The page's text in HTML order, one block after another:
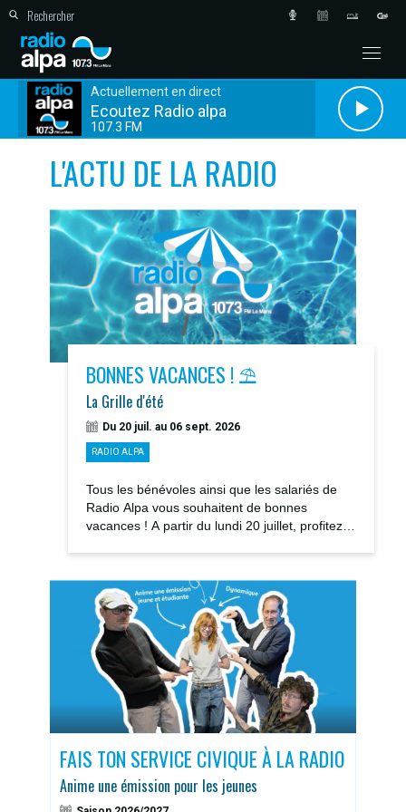
Actuellement en direct
Ecoutez Radio alpa
107.3 FM
L'ACTU DE LA RADIO
BONNES VACANCES ! ⛱️
La Grille d'été
Du 20 juil. au 06 sept. 2026
RADIO ALPA
Tous les bénévoles ainsi que les salariés de
Radio Alpa vous souhaitent de bonnes
vacances ! A partir du lundi 20 juillet, profitez
FAIS TON SERVICE CIVIQUE À LA RADIO
Anime une émission pour les jeunes